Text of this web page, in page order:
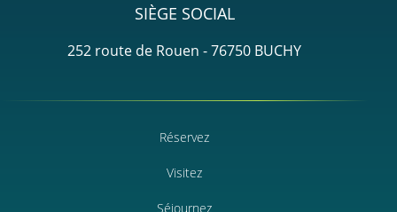
SIÈGE SOCIAL
252 route de Rouen - 76750 BUCHY
Réservez
Visitez
Séjournez